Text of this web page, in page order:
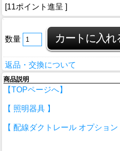
[11ポイント進呈 ]
数量
返品・交換について
商品説明
【TOPページへ】
【 照明器具 】
【 配線ダクトレール オプション